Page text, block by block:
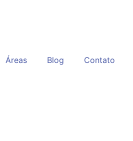
Áreas Blog Contato